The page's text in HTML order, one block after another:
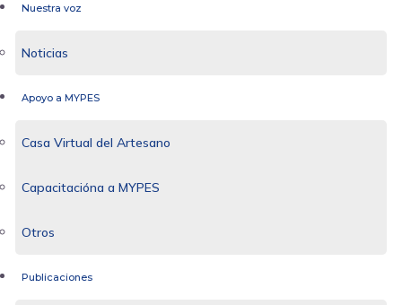
Nuestra voz
Noticias
Apoyo a MYPES
Casa Virtual del Artesano
Capacitacióna a MYPES
Otros
Publicaciones